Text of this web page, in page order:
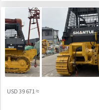
≈ 39 671 USD